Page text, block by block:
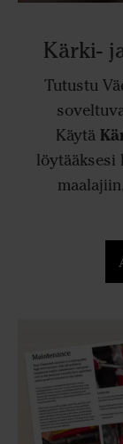
Kärki-
Tutustu
Käytä
löytääksesi